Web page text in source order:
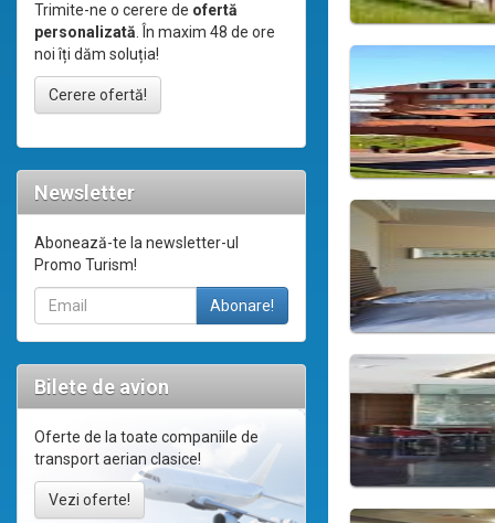
Trimite-ne o cerere de ofertă
personalizată. În maxim 48 de ore
noi îți dăm soluția!
Cerere ofertă!
Newsletter
Abonează-te la newsletter-ul
Promo Turism!
Bilete de avion
Oferte de la toate companiile de
transport aerian clasice!
Vezi oferte!